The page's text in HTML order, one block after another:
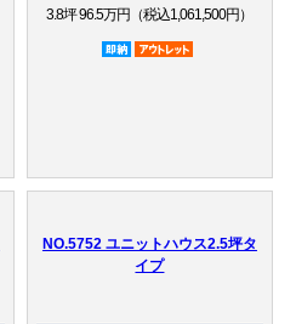
3.8坪 96.5万円（税込1,061,500円）
即納品
NO.5752 ユニットハウス2.5坪タ
イプ